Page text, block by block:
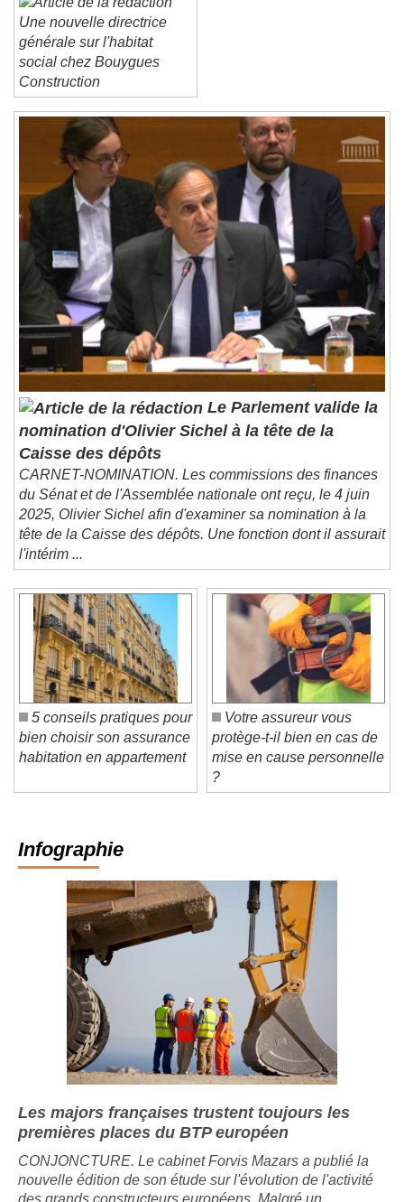
Reset
Done
Close Modal Dialog
End of dialog window.
Une nouvelle directrice
générale sur l'habitat
social chez Bouygues
Construction
Le Parlement valide la
nomination d'Olivier Sichel à la tête de la
Caisse des dépôts
CARNET-NOMINATION. Les commissions des finances
du Sénat et de l'Assemblée nationale ont reçu, le 4 juin
2025, Olivier Sichel afin d'examiner sa nomination à la
tête de la Caisse des dépôts. Une fonction dont il assurait
l'intérim ...
5 conseils pratiques pour
bien choisir son assurance
Votre assureur vous
protège-t-il bien en cas de
mise en cause personnelle
?
Infographie
Les majors françaises trustent toujours les
premières places du BTP européen
CONJONCTURE. Le cabinet Forvis Mazars a publié la
nouvelle édition de son étude sur l'évolution de l'activité